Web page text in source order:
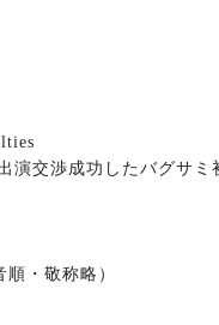
演交渉成功したバグサミ
順・敬称略）